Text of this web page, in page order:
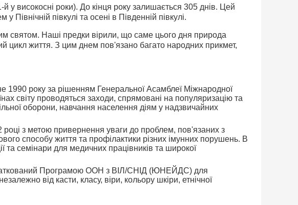
у високосні роки). До кінця року залишається 305 днів. Цей
півкулі та осені в Південній півкулі.
святом. Наші предки вірили, що саме цього дня природа
цикл життя. З цим днем пов'язано багато народних прикмет,
1990 року за рішенням Генеральної Асамблеї Міжнародної
світу проводяться заходи, спрямовані на популяризацію та
оборони, навчання населення діям у надзвичайних
році з метою привернення уваги до проблем, пов'язаних з
способу життя та профілактики різних імунних порушень. В
та семінари для медичних працівників та широкої
Програмою ООН з ВІЛ/СНІД (ЮНЕЙДС) для
від касти, класу, віри, кольору шкіри, етнічної